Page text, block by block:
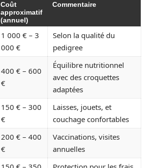
Coût
approximatif
(annuel)
Commentaire
1 000 € – 3
000 €
Selon la qualité du
pedigree
400 € – 600
€
Équilibre nutritionnel
avec des croquettes
adaptées
150 € – 300
€
Laisses, jouets, et
couchage confortables
200 € – 400
€
Vaccinations, visites
annuelles